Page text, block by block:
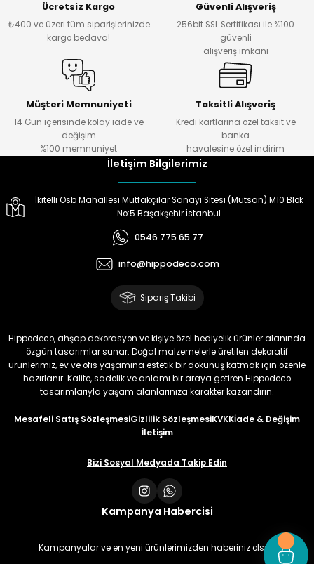
Ücretsiz Kargo
₺400 ve üzeri tüm siparişlerinizde
kargo bedava!
Güvenli Alışveriş
256bit SSL Sertifikası ile %100
güvenli
alışveriş imkanı
Müşteri Memnuniyeti
14 Gün içerisinde kolay iade ve
değişim
%100 memnuniyet
Taksitli Alışveriş
Kredi kartlarına özel taksit ve
banka
havalesine özel indirim
İletişim Bilgilerimiz
İkitelli Osb Mahallesi Mutfakçılar Sanayi Sitesi (Mutsan) M10 Blok
No:5 Başakşehir İstanbul
0546 775 65 77
info@hippodeco.com
Sipariş Takibi
Hippodeco, ahşap dekorasyon ve kişiye özel hediyelik ürünler alanında
özgün tasarımlar sunar. Doğal malzemelerle üretilen dekoratif
ürünlerimiz, ev ve ofis yaşamına estetik bir dokunuş katmak için özenle
hazırlanır. Kalite, sadelik ve anlamı bir araya getiren Hippodeco
tasarımlarıyla yaşam alanlarınıza karakter kazandırın.
Mesafeli Satış SözleşmesiGizlilik SözleşmesiKVKKİade & Değişim
İletişim
Bizi Sosyal Medyada Takip Edin
Kampanya Habercisi
Kampanyalar ve en yeni ürünlerimizden haberiniz olsun